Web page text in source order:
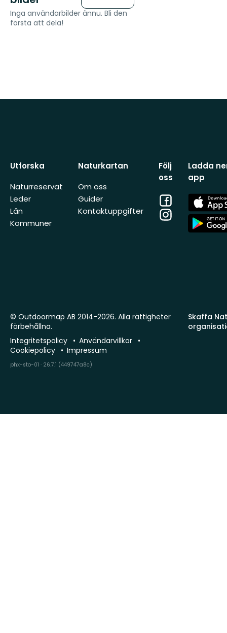
Inga användarbilder ännu. Bli den
första att dela!
Utforska
Naturreservat
Leder
Län
Kommuner
Naturkartan
Om oss
Guider
Kontaktuppgifter
Följ
oss
Facebook
Instagram
Ladda
app
App
Store
App
Store
Skaffa
© Outdoormap AB 2014-2026. Alla rättigheter
förbehållna.
Integritetspolicy
Användarvillkor
Cookiepolicy
Impressum
phx-sto-01 · 26.7.1 (449747a8c)